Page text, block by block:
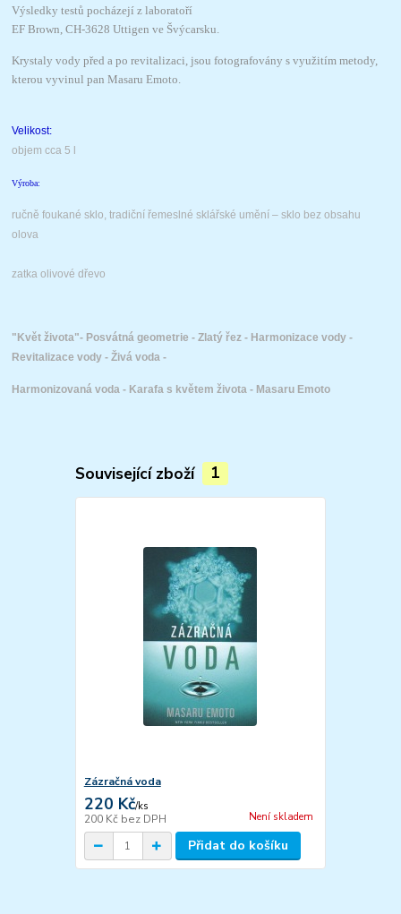
Výsledky testů pocházejí z laboratoří
EF Brown, CH-3628 Uttigen ve Švýcarsku.
Krystaly vody před a po revitalizaci, jsou fotografovány s využitím metody,
kterou vyvinul pan Masaru Emoto.
Velikost:
objem cca 5 l
Výroba:
ručně foukané sklo, tradiční řemeslnésklářské umění – sklo bez obsahu
olova
zatka olivové dřevo
"Květ života"- Posvátná geometrie - Zlatý řez - Harmonizace vody -
Revitalizace vody - Živá voda -
Harmonizovaná voda - Karafa s květem života - Masaru Emoto
Související zboží 1
Zázračná voda
220 Kč/ks
200 Kč bez DPH Není skladem
Přidat do košíku